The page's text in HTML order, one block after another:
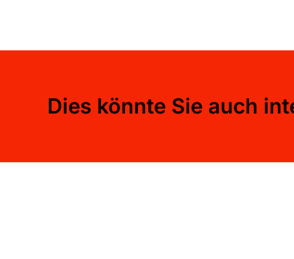
Dies könnte Sie auch